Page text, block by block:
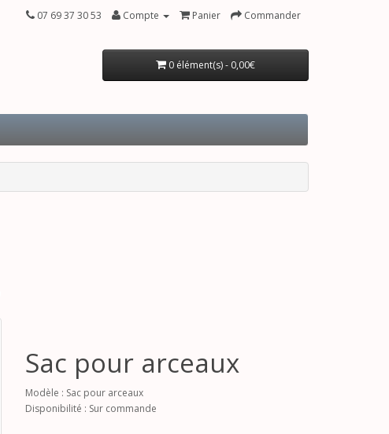
07 69 37 30 53 Compte Panier Commander
0 élément(s) - 0,00€
Sac pour arceaux
Modèle : Sac pour arceaux
Disponibilité : Sur commande